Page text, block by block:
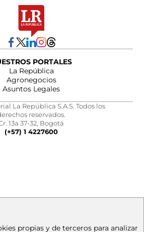
PORTALES
La República
Agronegocios
Asuntos Legales
La República S.A.S. Todos los
reservados.
13a 37-32, Bogotá
(+57) 1 4227600
propias y de terceros para analizar